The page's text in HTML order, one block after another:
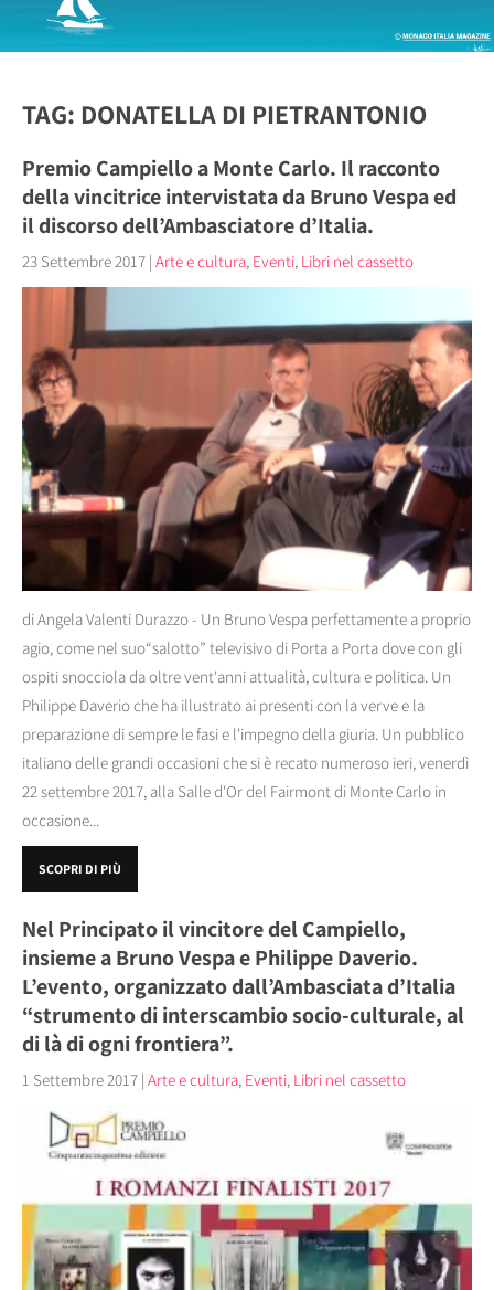
TAG: DONATELLA DI PIETRANTONIO
Premio Campiello a Monte Carlo. Il racconto
della vincitrice intervistata da Bruno Vespa ed
il discorso dell’Ambasciatore d’Italia.
23 Settembre 2017 | Arte e cultura, Eventi, Libri nel cassetto
di Angela Valenti Durazzo - Un Bruno Vespa perfettamente a proprio
agio, come nel suo“salotto” televisivo di Porta a Porta dove con gli
ospiti snocciola da oltre vent'anni attualità, cultura e politica. Un
Philippe Daverio che ha illustrato ai presenti con la verve e la
preparazione di sempre le fasi e l'impegno della giuria. Un pubblico
italiano delle grandi occasioni che si è recato numeroso ieri, venerdì
22 settembre 2017, alla Salle d'Or del Fairmont di Monte Carlo in
occasione...
SCOPRI DI PIÙ
Nel Principato il vincitore del Campiello,
insieme a Bruno Vespa e Philippe Daverio.
L’evento, organizzato dall’Ambasciata d’Italia
“strumento di interscambio socio-culturale, al
di là di ogni frontiera”.
1 Settembre 2017 | Arte e cultura, Eventi, Libri nel cassetto